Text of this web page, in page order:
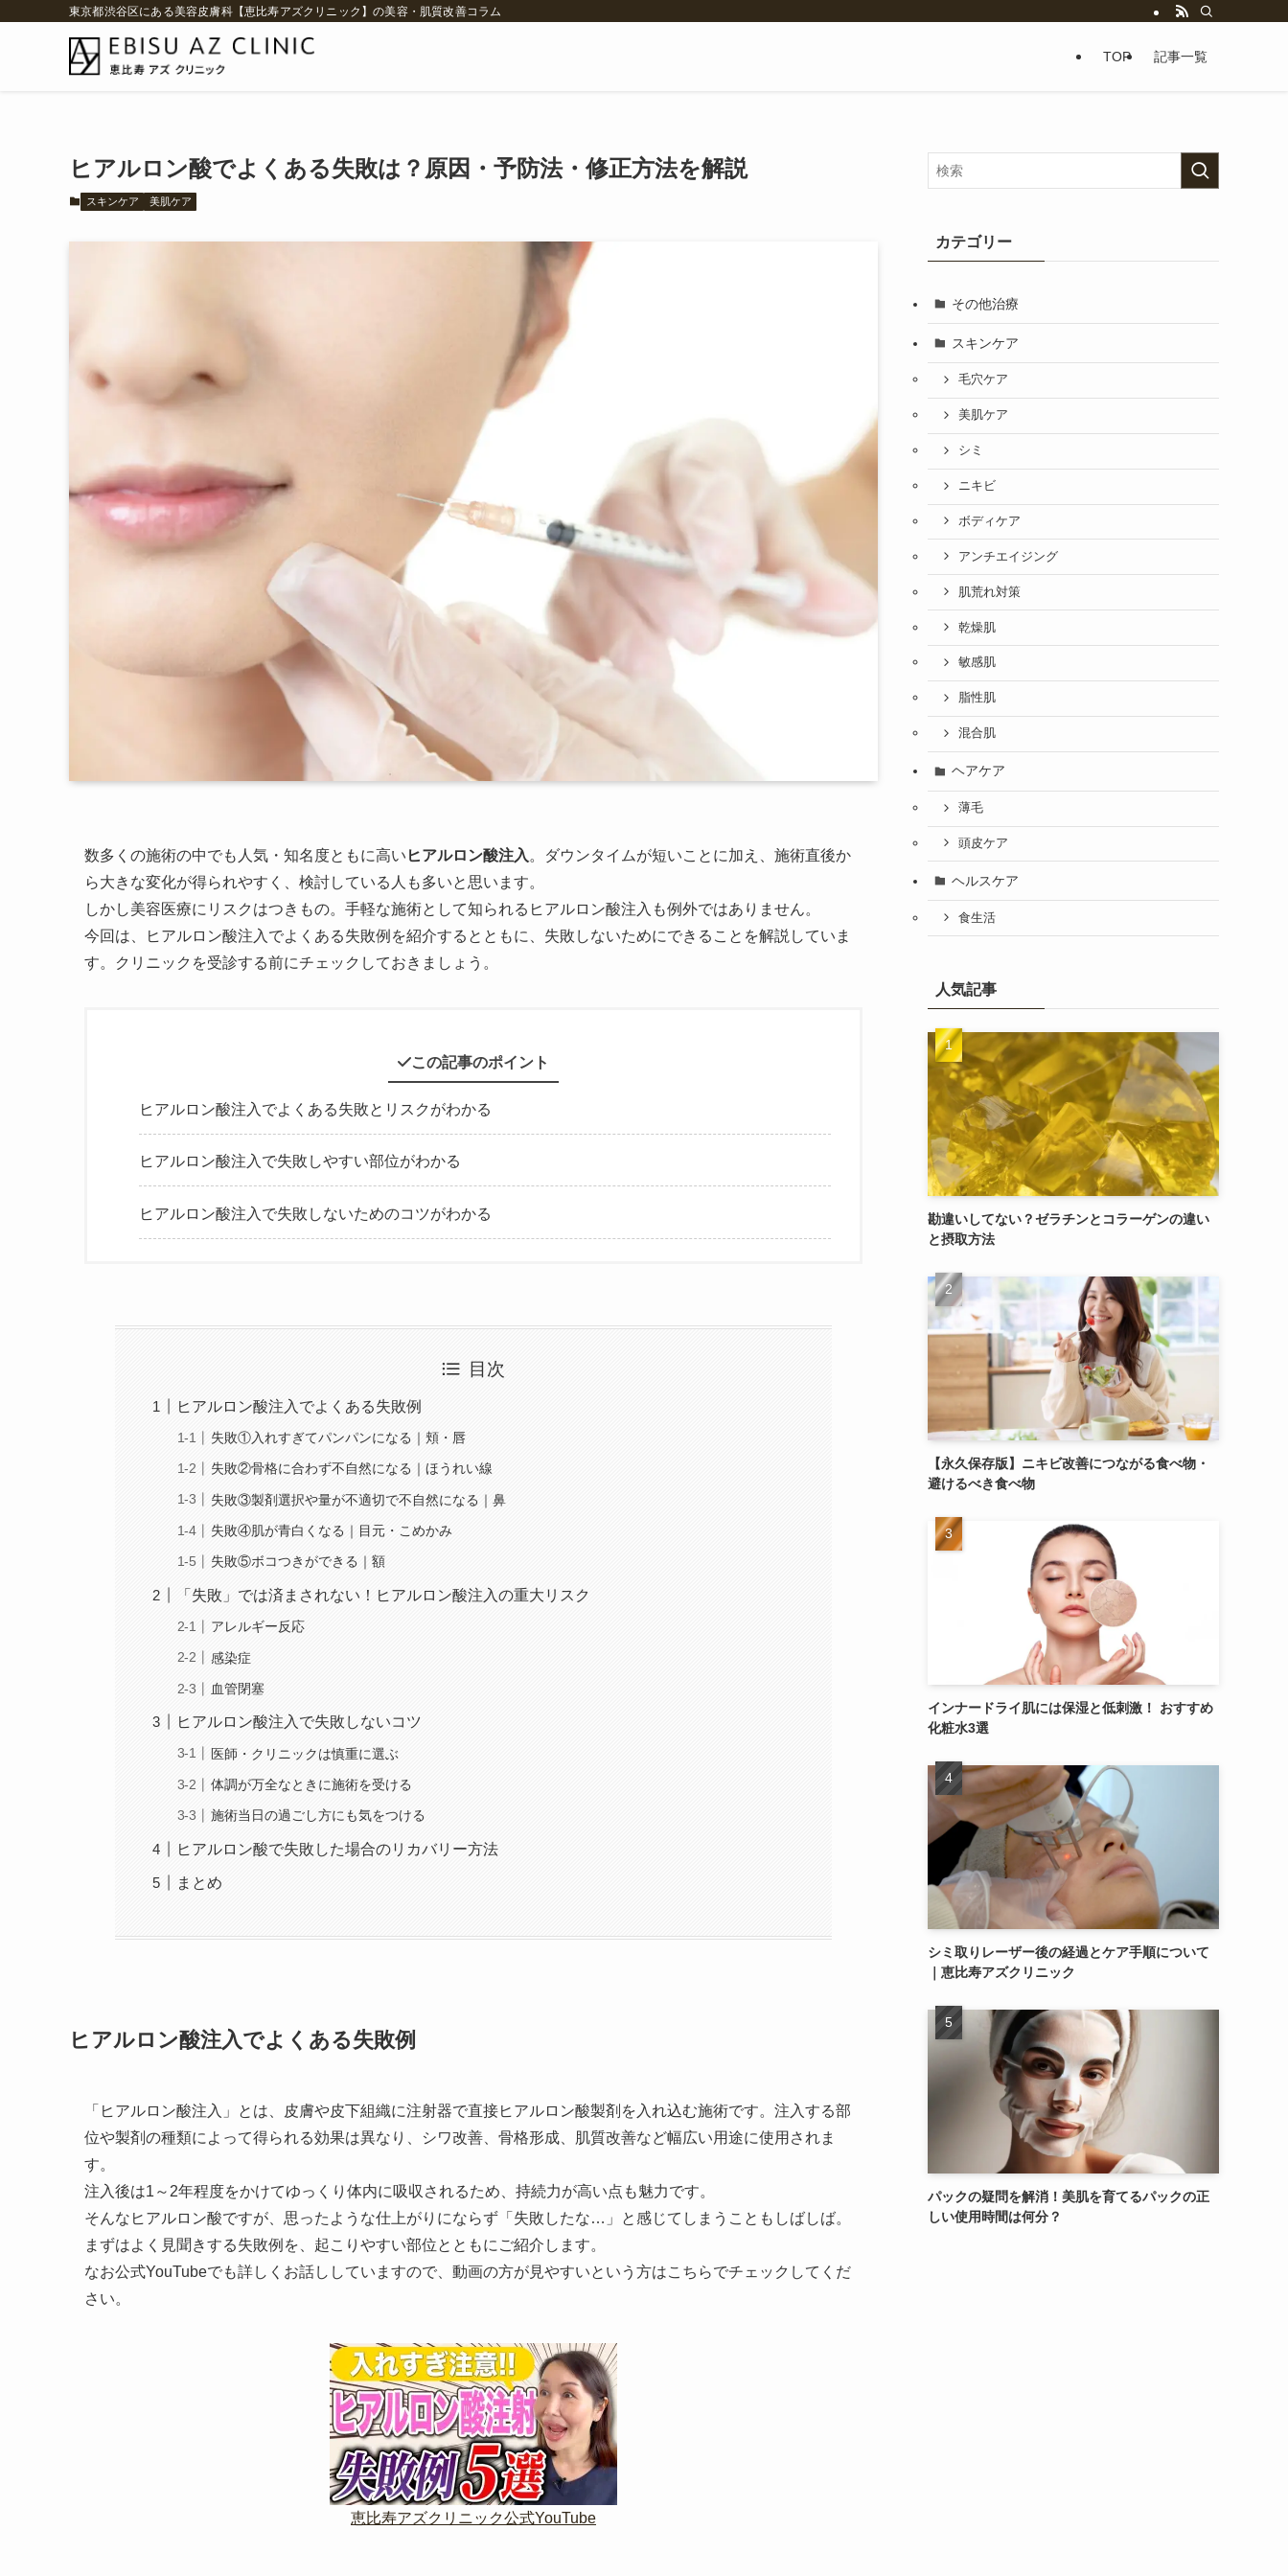
東京都渋谷区にある美容皮膚科【恵比寿アズクリニック】の美容・肌質改善コラム
TOP 記事一覧
ヒアルロン酸でよくある失敗は？原因・予防法・修正方法を解説
スキンケア 美肌ケア
数多くの施術の中でも人気・知名度ともに高い ヒアルロン酸注入 。ダウンタイムが短いことに加え、施術直後か
ら大きな変化が得られやすく、検討している人も多いと思います。
しかし美容医療にリスクはつきもの。手軽な施術として知られるヒアルロン酸注入も例外ではありません。
今回は、ヒアルロン酸注入でよくある失敗例を紹介するとともに、失敗しないためにできることを解説していま
す。クリニックを受診する前にチェックしておきましょう。
この記事のポイント
ヒアルロン酸注入でよくある失敗とリスクがわかる
ヒアルロン酸注入で失敗しやすい部位がわかる
ヒアルロン酸注入で失敗しないためのコツがわかる
目次
ヒアルロン酸注入でよくある失敗例
失敗①入れすぎてパンパンになる｜頬・唇
失敗②骨格に合わず不自然になる｜ほうれい線
失敗③製剤選択や量が不適切で不自然になる｜鼻
失敗④肌が青白くなる｜目元・こめかみ
失敗⑤ボコつきができる｜額
「失敗」では済まされない！ヒアルロン酸注入の重大リスク
アレルギー反応
感染症
血管閉塞
ヒアルロン酸注入で失敗しないコツ
医師・クリニックは慎重に選ぶ
体調が万全なときに施術を受ける
施術当日の過ごし方にも気をつける
ヒアルロン酸で失敗した場合のリカバリー方法
まとめ
ヒアルロン酸注入でよくある失敗例
「ヒアルロン酸注入」とは、皮膚や皮下組織に注射器で直接ヒアルロン酸製剤を入れ込む施術です。注入する部
位や製剤の種類によって得られる効果は異なり、シワ改善、骨格形成、肌質改善など幅広い用途に使用されま
す。
注入後は1 ～ 2年程度をかけてゆっくり体内に吸収されるため、持続力が高い点も魅力です。
そんなヒアルロン酸ですが、思ったような仕上がりにならず「失敗したな…」と感じてしまうこともしばしば。
まずはよく見聞きする失敗例を、起こりやすい部位とともにご紹介します。
なお公式YouTubeでも詳しくお話ししていますので、動画の方が見やすいという方はこちらでチェックしてくだ
さい。
恵比寿アズクリニック公式YouTube
カテゴリー
その他治療
スキンケア
毛穴ケア
美肌ケア
シミ
ニキビ
ボディケア
アンチエイジング
肌荒れ対策
乾燥肌
敏感肌
脂性肌
混合肌
ヘアケア
薄毛
頭皮ケア
ヘルスケア
食生活
人気記事
勘違いしてない？ゼラチンとコラーゲンの違い
と摂取方法
【永久保存版】ニキビ改善につながる食べ物・
避けるべき食べ物
インナードライ肌には保湿と低刺激！ おすすめ
化粧水3選
シミ取りレーザー後の経過とケア手順について
｜恵比寿アズクリニック
パックの疑問を解消！美肌を育てるパックの正
しい使用時間は何分？